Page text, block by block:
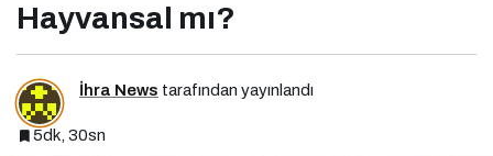
Hayvansal mı?
İhra News tarafından yayınlandı
5dk, 30sn